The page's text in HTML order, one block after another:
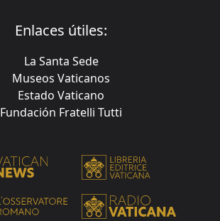
Enlaces útiles:
La Santa Sede
Museos Vaticanos
Estado Vaticano
Fundación Fratelli Tutti